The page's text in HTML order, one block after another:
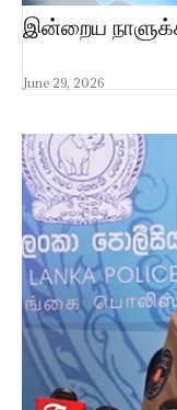
இன்றைய
June 29, 2026